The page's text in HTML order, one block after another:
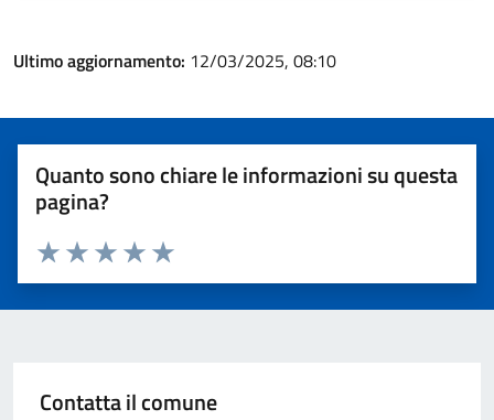
Ultimo aggiornamento: 12/03/2025, 08:10
Quanto sono chiare le informazioni su questa
pagina?
Valuta 5 stelle su 5
Valuta 4 stelle su 5
Valuta 3 stelle su 5
Valuta 2 stelle su 5
Valuta 1 stelle su 5
Contatta il comune